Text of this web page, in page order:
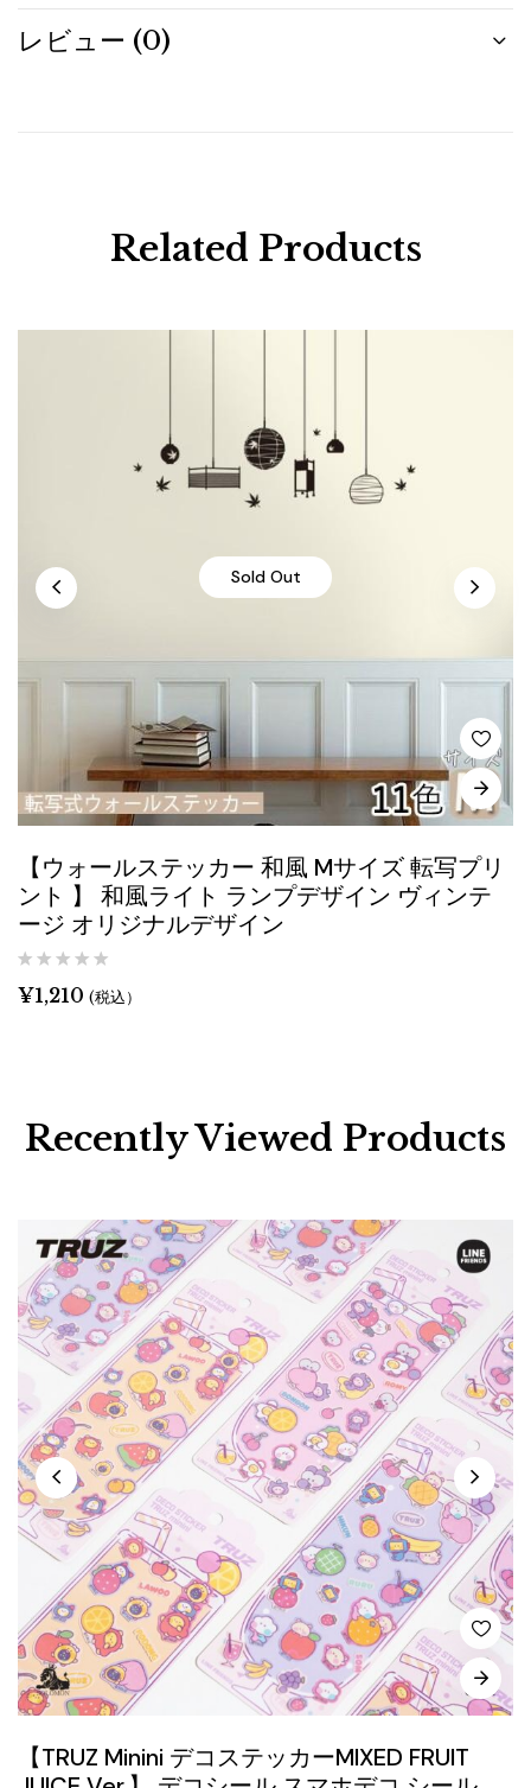
レビュー (0)
Related Products
Sold Out
【ウォールステッカー 和風 Mサイズ 転写プリ
ント 】 和風ライト ランプデザイン ヴィンテ
ージ オリジナルデザイン
¥1,210 (税込）
Recently Viewed Products
【TRUZ Minini デコステッカーMIXED FRUIT